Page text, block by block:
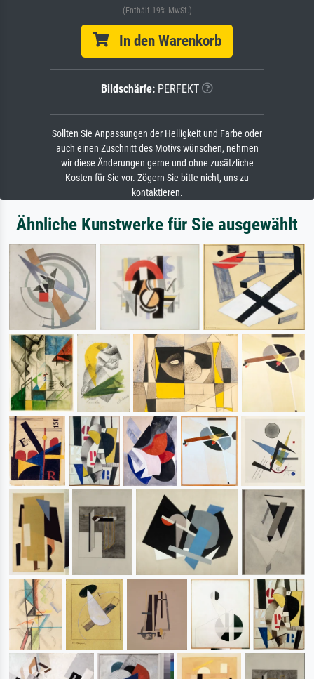
(Enthält 19% MwSt.)
In den Warenkorb
Bildschärfe: PERFEKT
Sollten Sie Anpassungen der Helligkeit und Farbe oder
auch einen Zuschnitt des Motivs wünschen, nehmen
wir diese Änderungen gerne und ohne zusätzliche
Kosten für Sie vor. Zögern Sie bitte nicht, uns zu
kontaktieren.
Ähnliche Kunstwerke für Sie ausgewählt